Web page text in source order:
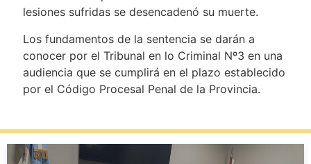
lesiones sufridas se desencadenó su muerte.
Los fundamentos de la sentencia se darán a
conocer por el Tribunal en lo Criminal Nº3 en una
audiencia que se cumplirá en el plazo establecido
por el Código Procesal Penal de la Provincia.